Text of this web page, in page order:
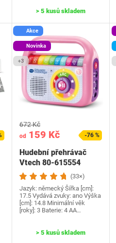
> 5 kusů skladem
Akce
Novinka
+3
od159 Kč
672 Kč
-76 %
Hudební přehrávač
Vtech 80-615554
(33×)
Jazyk: německý Šířka [cm]:
17.5 Vydává zvuky: ano Výška
[cm]: 14.8 Minimální věk
[roky]: 3 Baterie‎: 4 AA…
> 5 kusů skladem